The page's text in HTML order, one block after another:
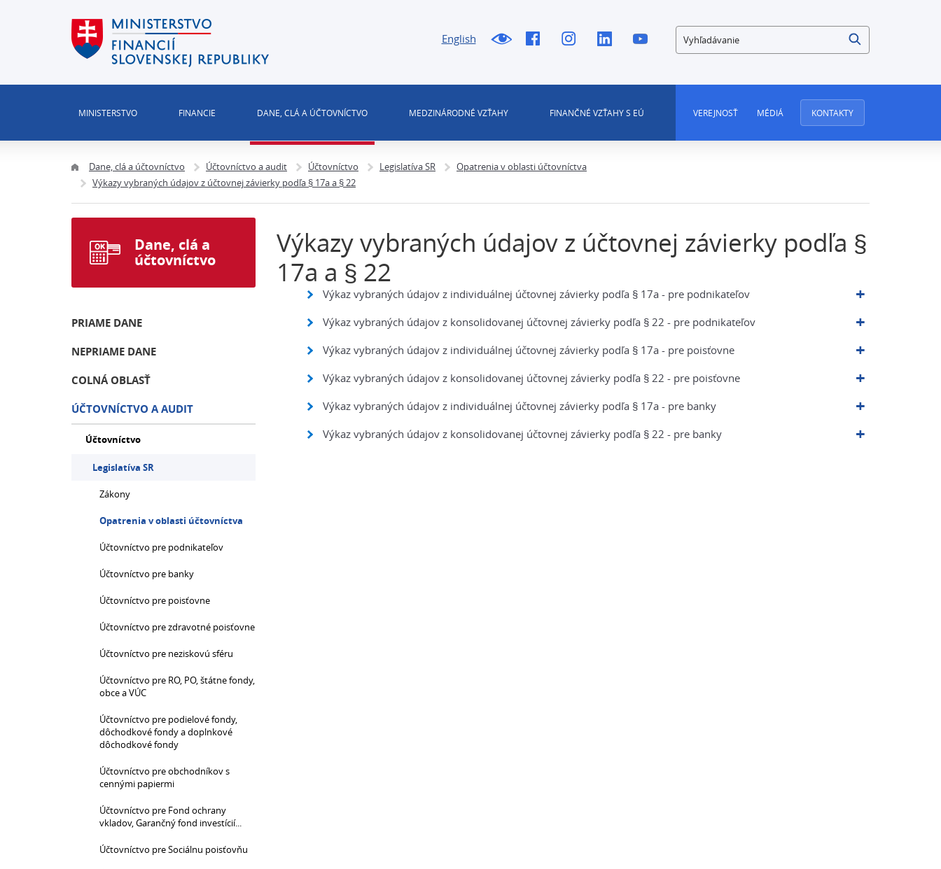
English Vyhľadávanie
MINISTERSTVO FINANCIE DANE, CLÁ A ÚČTOVNÍCTVO MEDZINÁRODNÉ VZŤAHY FINANČNÉ VZŤAHY S EÚ VEREJNOSŤ MÉDIÁ KONTAKTY
Dane, clá a účtovníctvo Účtovníctvo a audit Účtovníctvo Legislatíva SR
Opatrenia v oblasti účtovníctva
Výkazy vybraných údajov z účtovnej závierky podľa § 17a a § 22
Výkazy vybraných údajov z účtovnej závierky podľa §
17a a § 22
Výkaz vybraných údajov z individuálnej účtovnej závierky podľa § 17a - pre podnikateľov
Výkaz vybraných údajov z konsolidovanej účtovnej závierky podľa § 22 - pre podnikateľov
Výkaz vybraných údajov z individuálnej účtovnej závierky podľa § 17a - pre poisťovne
Výkaz vybraných údajov z konsolidovanej účtovnej závierky podľa § 22 - pre poisťovne
Výkaz vybraných údajov z individuálnej účtovnej závierky podľa § 17a - pre banky
Výkaz vybraných údajov z konsolidovanej účtovnej závierky podľa § 22 - pre banky
Dane, clá a
účtovníctvo
PRIAME DANE
NEPRIAME DANE
COLNÁ OBLASŤ
ÚČTOVNÍCTVO A AUDIT
Účtovníctvo
Legislatíva SR
Zákony
Opatrenia v oblasti účtovníctva
Účtovníctvo pre podnikateľov
Účtovníctvo pre banky
Účtovníctvo pre poisťovne
Účtovníctvo pre zdravotné poisťovne
Účtovníctvo pre neziskovú sféru
Účtovníctvo pre RO, PO, štátne fondy,
obce a VÚC
Účtovníctvo pre podielové fondy,
dôchodkové fondy a doplnkové
dôchodkové fondy
Účtovníctvo pre obchodníkov s
cennými papiermi
Účtovníctvo pre Fond ochrany
vkladov, Garančný fond investícií...
Účtovníctvo pre Sociálnu poisťovňu